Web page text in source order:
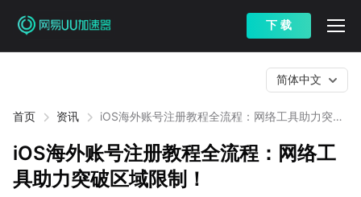
下 载
首页 资讯
iOS海外账号注册教程全流程：网络工具助力突破
简体中文
iOS海外账号注册教程全流程：网络工
具助力突破区域限制！